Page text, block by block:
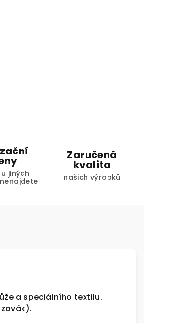
jiných
Zaručená
kvalita
našich výrobků
a speciálního textilu.